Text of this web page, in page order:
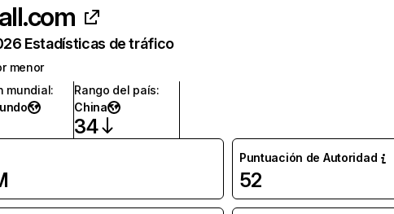
Estadísticas de tráfico
menor
mundial:
Rango del país:
China
34
Puntuación de Autoridad
52